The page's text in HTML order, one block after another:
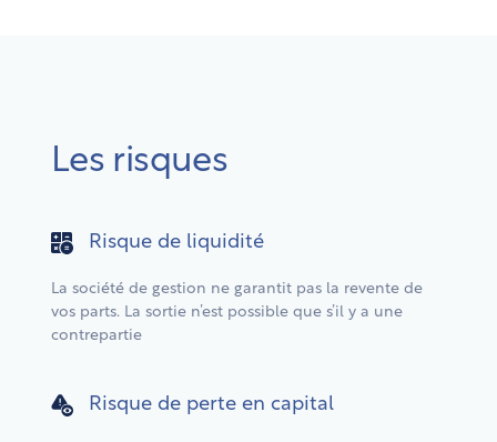
Les risques
Risque de liquidité
La société de gestion ne garantit pas la revente de
vos parts. La sortie n’est possible que s’il y a une
contrepartie
Risque de perte en capital